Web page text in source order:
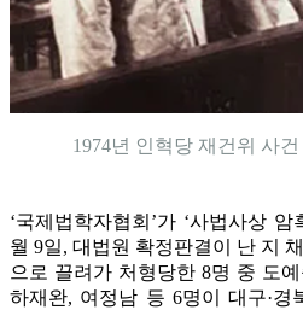
1974년 인혁당 재건위 사
‘국제법학자협회’가 ‘사법사상
월 9일, 대법원 확정판결이 난 지
으로 끌려가 처형당한 8명 중 도
하재완, 여정남 등 6명이 대구·경